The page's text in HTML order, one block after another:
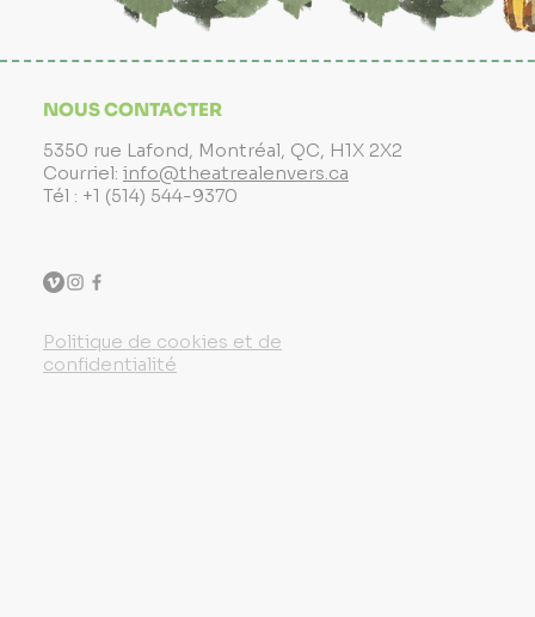
NOUS CONTACTER
5350 rue Lafond, Montréal, QC, H1X 2X2
Courriel: info@theatrealenvers.ca
Tél : +1 (514) 544-9370
Politique de cookies et de
confidentialité